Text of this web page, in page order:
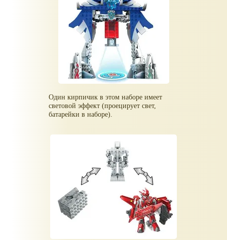
Один кирпичик в этом наборе имеет
световой эффект (проецирует свет,
батарейки в наборе).